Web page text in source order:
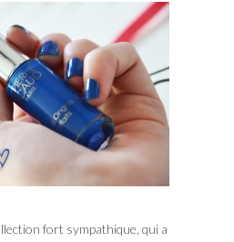
fort sympathique, qui a